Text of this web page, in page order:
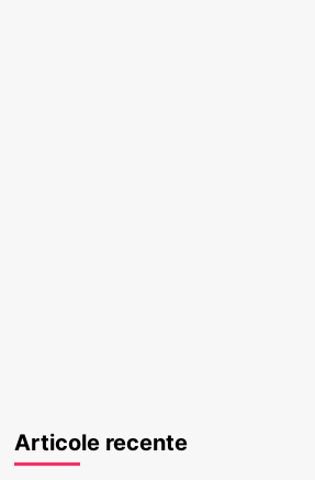
Articole recente